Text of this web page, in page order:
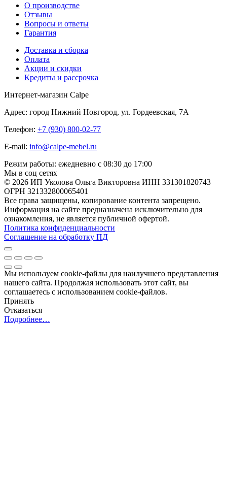
О производстве
Отзывы
Вопросы и ответы
Гарантия
Доставка и сборка
Оплата
Акции и скидки
Кредиты и рассрочка
Интернет-магазин Calpe
Адрес: город Нижний Новгород, ул. Гордеевская, 7А
Телефон: +7 (930) 800-02-77
E-mail: info@calpe-mebel.ru
Режим работы: ежедневно с 08:30 до 17:00
Мы в соц сетях
© 2026 ИП Уколова Ольга Викторовна ИНН 331301820743
ОГРН 321332800065401
Все права защищены, копирование контента запрещено.
Информация на сайте предназначена исключительно для
ознакомления, не является публичной офертой.
Политика конфиденциальности
Соглашение на обработку ПД
Мы используем cookie-файлы для наилучшего представления
нашего сайта. Продолжая использовать этот сайт, вы
соглашаетесь с использованием cookie-файлов.
Принять
Отказаться
Подробнее…